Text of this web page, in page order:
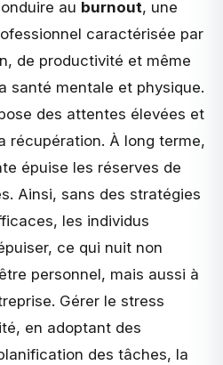
au burnout, une
caractérisée par
de productivité et même
santé mentale et physique.
des attentes élevées et
récupération. À long terme,
épuise les réserves de
Ainsi, sans des stratégies
les individus
ce qui nuit non
personnel, mais aussi à
Gérer le stress
en adoptant des
des tâches, la